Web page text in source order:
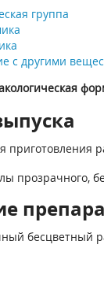
группа
с другими
приготовления
прозрачного,
бесцветный